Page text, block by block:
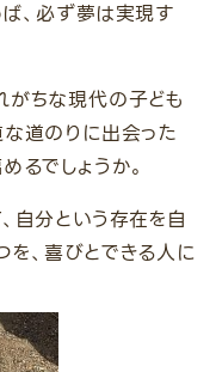
、必ず夢は実現す
がちな現代の子ども
道のりに出会った
るでしょうか。
自分という存在を自
、喜びとできる人に